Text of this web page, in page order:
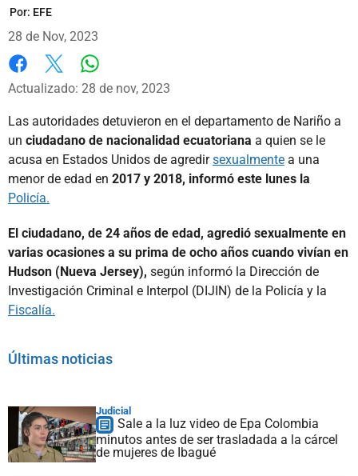
Por: EFE
28 de Nov, 2023
Facebook
X
Actualizado: 28 de nov, 2023
Las autoridades detuvieron en el departamento de Nariño a
un ciudadano de nacionalidad ecuatoriana a quien se le
acusa en Estados Unidos de agredirsexualmente a una
menor de edad en 2017 y 2018, informó este lunes la
Policía.
El ciudadano, de 24 años de edad, agredió sexualmente en
varias ocasiones a su prima de ocho años cuando vivían en
Hudson (Nueva Jersey), según informó la Dirección de
Investigación Criminal e Interpol (DIJIN) de la Policía y la
Fiscalía.
Últimas noticias
Judicial
Sale a la luz video de Epa Colombia
minutos antes de ser trasladada a la cárcel
de mujeres de Ibagué